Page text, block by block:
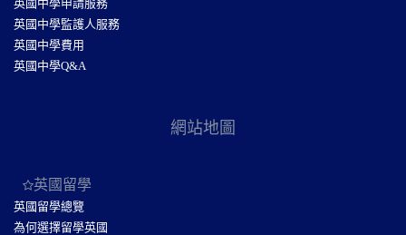
英國中學申請服務
英國中學監護人服務
英國中學費用
英國中學Q&A
網站地圖
英國留學
英國留學總覽
為何選擇留學英國